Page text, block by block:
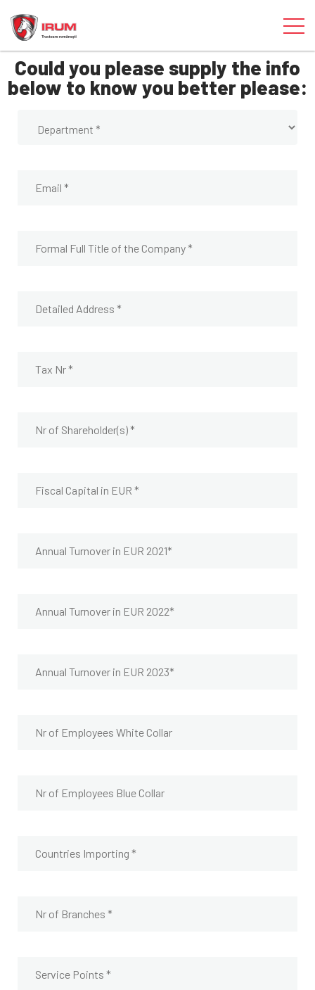
Could you please supply the info
below to know you better please: